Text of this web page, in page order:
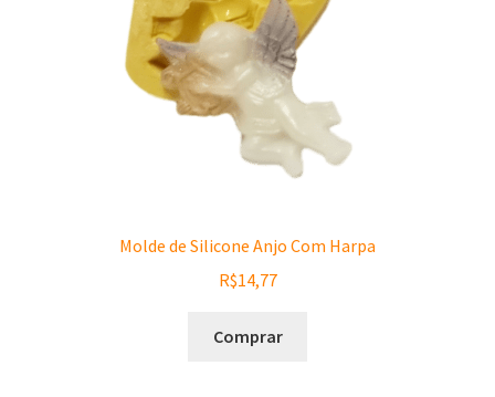
Molde de Silicone Anjo Com Harpa
R$14,77
Comprar